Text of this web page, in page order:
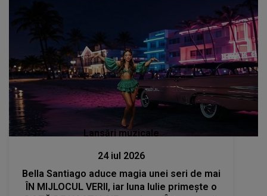
Lansări muzicale
24 iul 2026
Bella Santiago aduce magia unei seri de mai
ÎN MIJLOCUL VERII, iar luna Iulie primește o